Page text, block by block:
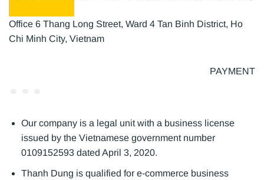
Office 6 Thang Long Street, Ward 4 Tan Binh District, Ho
Chi Minh City, Vietnam
PAYMENT
Our company is a legal unit with a business license
issued by the Vietnamese government number
0109152593 dated April 3, 2020.
Thanh Dung is qualified for e-commerce business